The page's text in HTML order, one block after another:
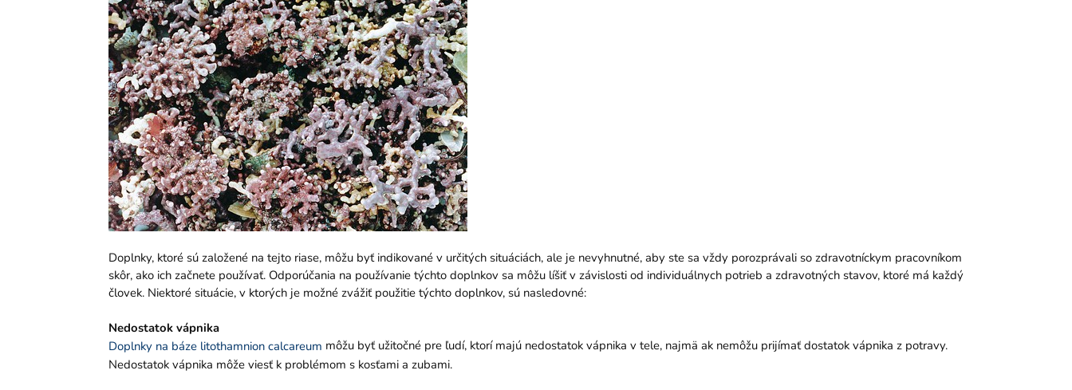
Doplnky, ktoré sú založené na tejto riase, môžu byť indikované v určitých situáciách, ale je nevyhnutné, aby ste sa vždy porozprávali so zdravotníckym pracovníkom
skôr, ako ich začnete používať. Odporúčania na používanie týchto doplnkov sa môžu líšiť v závislosti od individuálnych potrieb a zdravotných stavov, ktoré má každý
človek. Niektoré situácie, v ktorých je možné zvážiť použitie týchto doplnkov, sú nasledovné:
Nedostatok vápnika
Doplnky na báze litothamnion calcareum môžu byť užitočné pre ľudí, ktorí majú nedostatok vápnika v tele, najmä ak nemôžu prijímať dostatok vápnika z potravy.
Nedostatok vápnika môže viesť k problémom s kosťami a zubami.